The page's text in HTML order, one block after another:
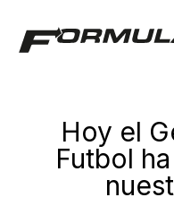
Hoy el
Futbol